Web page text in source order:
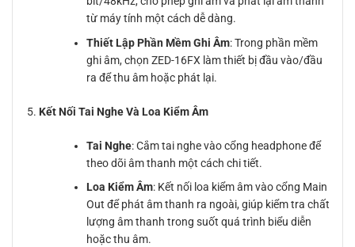
từ máy tính một cách dễ dàng.
Thiết Lập Phần Mềm Ghi Âm: Trong phần mềm
ghi âm, chọn ZED-16FX làm thiết bị đầu vào/đầu
ra để thu âm hoặc phát lại.
Kết Nối Tai Nghe Và Loa Kiểm Âm
Tai Nghe: Cắm tai nghe vào cổng headphone để
theo dõi âm thanh một cách chi tiết.
Loa Kiểm Âm: Kết nối loa kiểm âm vào cổng Main
Out để phát âm thanh ra ngoài, giúp kiểm tra chất
lượng âm thanh trong suốt quá trình biểu diễn
hoặc thu âm.